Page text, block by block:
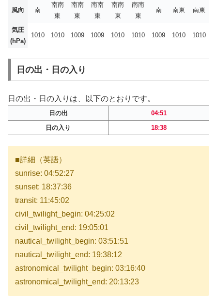
風向 南
南南
東
南南
東
南南
東
南南
東
南南
東
南 南東 南東
気圧
(hPa)
1010 1010 1009 1009 1010 1010 1009 1010 1010
日の出・日の入り
日の出・日の入りは、以下のとおりです。
日の出
04:51
日の入り
18:38
■詳細（英語）
sunrise: 04:52:27
sunset: 18:37:36
transit: 11:45:02
civil_twilight_begin: 04:25:02
civil_twilight_end: 19:05:01
nautical_twilight_begin: 03:51:51
nautical_twilight_end: 19:38:12
astronomical_twilight_begin: 03:16:40
astronomical_twilight_end: 20:13:23